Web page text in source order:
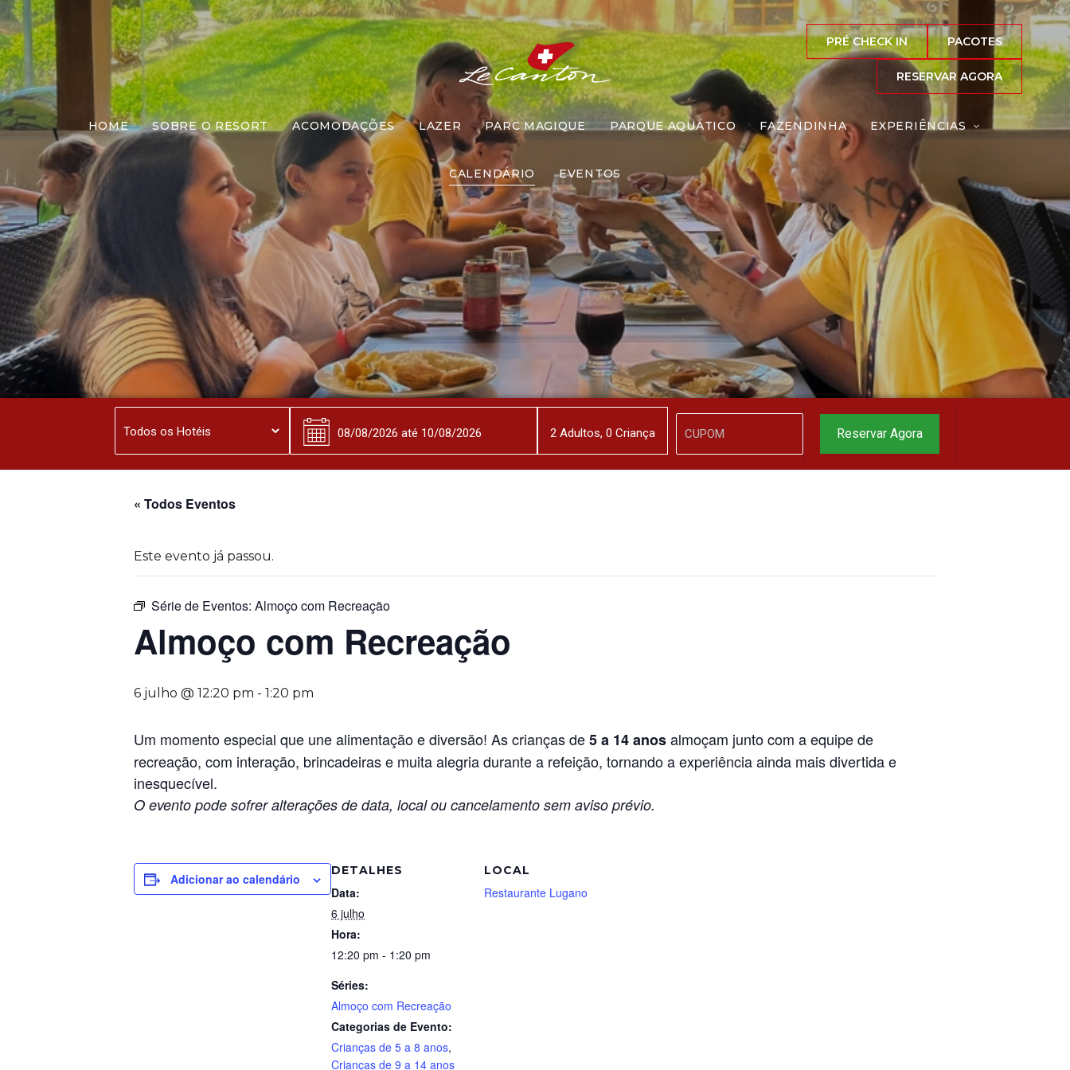
PRÉ CHECK IN PACOTES
RESERVAR AGORA
HOME SOBRE O RESORT ACOMODAÇÕES LAZER PARC MAGIQUE PARQUE AQUÁTICO FAZENDINHA EXPERIÊNCIAS
CALENDÁRIO EVENTOS
Almoço com Recreação
« Todos Eventos
Este evento já passou.
Série de Eventos: Almoço com Recreação
Almoço com Recreação
6 julho @ 12:20 pm - 1:20 pm
Um momento especial que une alimentação e diversão! As crianças de5 a 14 anosalmoçam junto com a equipe de
recreação, com interação, brincadeiras e muita alegria durante a refeição, tornando a experiência ainda mais divertida e
inesquecível.
O evento pode sofrer alterações de data, local ou cancelamento sem aviso prévio.
Adicionar ao calendário
DETALHES
Data:
6 julho
Hora:
12:20 pm - 1:20 pm
Séries:
Almoço com Recreação
Categorias de Evento:
Crianças de 5 a 8 anos,
Crianças de 9 a 14 anos
LOCAL
Restaurante Lugano
2Adultos, 0 Criança
Reserve agora, com
o melhor preço
garantido
▼
Reservar Agora